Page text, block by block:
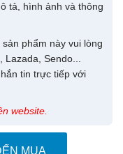
tả, hình ảnh và thông
phẩm này vui lòng
Sendo...
tin trực tiếp với
website.
MUA